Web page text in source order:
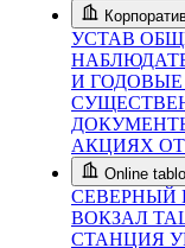
УСТАВ
И
АКЦИЯХ
Online tablo
СЕВЕРНЫЙ
ВОКЗАЛ
СТАНЦИЯ